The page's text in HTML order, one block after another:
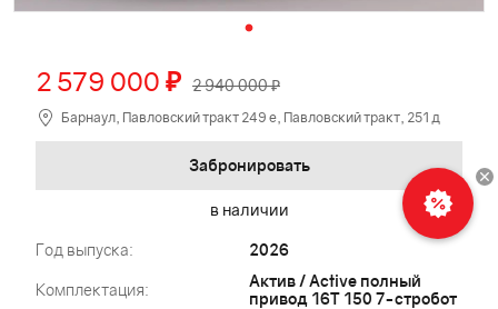
2 579 000 ₽ 2 940 000 ₽
Барнаул, Павловский тракт 249 е, Павловский тракт, 251 д
Забронировать
в наличии
Год выпуска: 2026
Комплектация:
Актив / Active полный
привод 16Т 150 7-стробот